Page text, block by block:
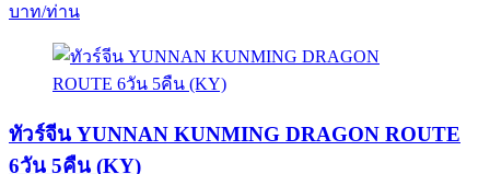
บาท/ท่าน
ทัวร์จีน YUNNAN KUNMING DRAGON ROUTE
6วัน 5คืน (KY)